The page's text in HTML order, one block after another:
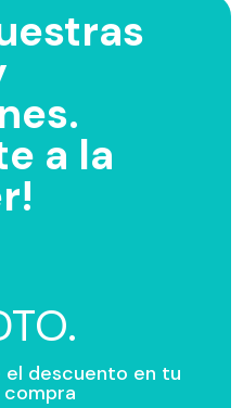
a la
descuento en tu